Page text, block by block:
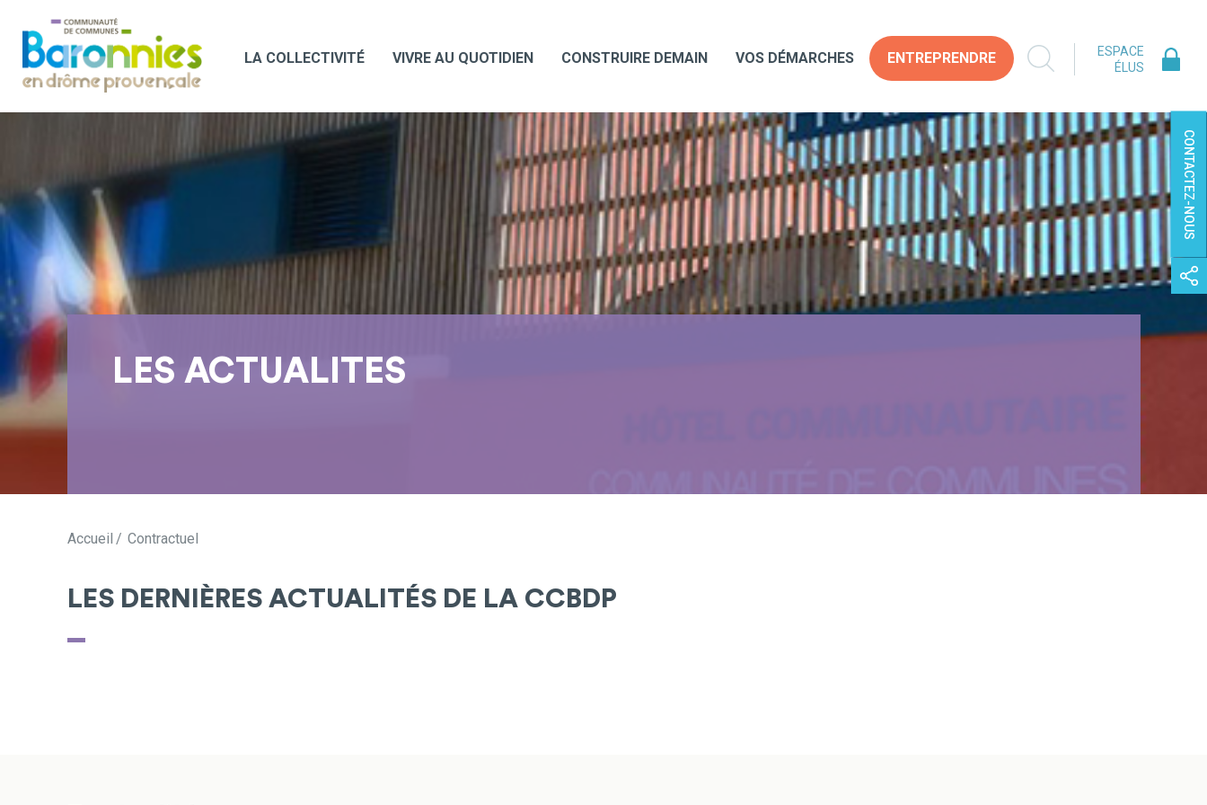
LA COLLECTIVITÉ VIVRE AU QUOTIDIEN CONSTRUIRE DEMAIN VOS DÉMARCHES ENTREPRENDRE
ESPACE
ÉLUS
CONTACTEZ-NOUS
LES ACTUALITES
Accueil Contractuel
LES DERNIÈRES ACTUALITÉS DE LA CCBDP